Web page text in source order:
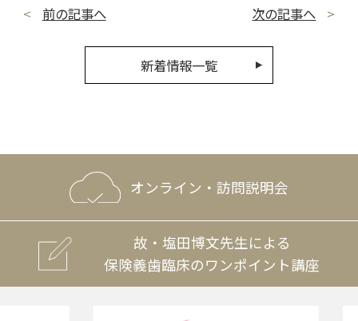
前の記事へ 次の記事へ
新着情報一覧
オンライン・訪問説明会
故・塩田博文先生による
保険義歯臨床のワンポイント講座